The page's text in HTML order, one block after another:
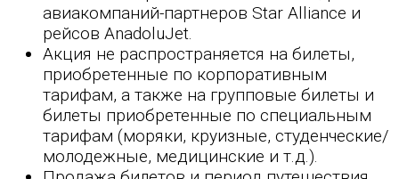
авиакомпаний-партнеров Star Alliance и
рейсов AnadoluJet.
Акция не распространяется на билеты,
приобретенные по корпоративным
тарифам, а также на групповые билеты и
билеты приобретенные по специальным
тарифам (моряки, круизные, студенческие/
молодежные, медицинские и т.д.).